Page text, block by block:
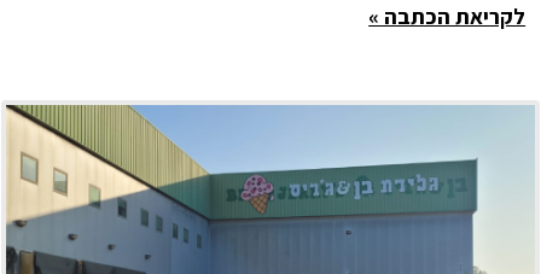
לקריאת הכתבה »